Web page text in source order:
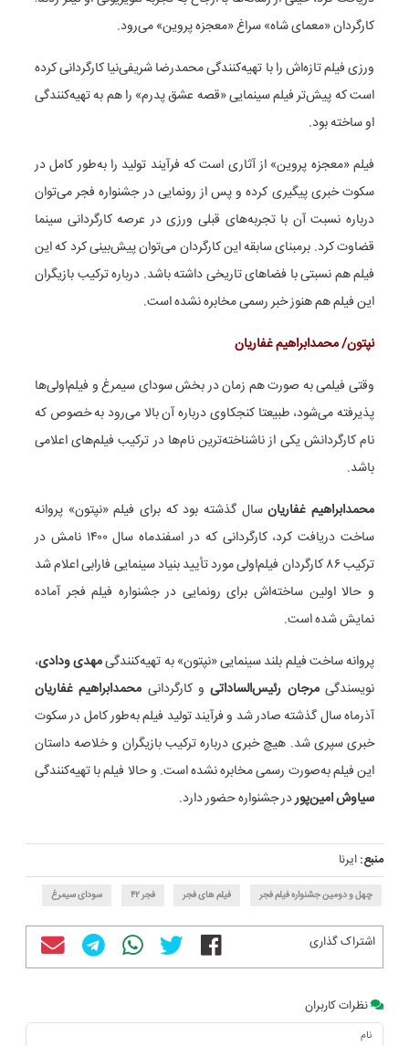
کارگردان «معمای شاه» سراغ «معجزه پروین» می‌رود.
ورزی فیلم تازه‌اش را با تهیه‌کنندگی محمدرضا شریفی‌نیا کارگردانی کرده
است که پیش‌تر فیلم سینمایی «قصه عشق پدرم» را هم به تهیه‌کنندگی
او ساخته بود.
فیلم «معجزه پروین» از آثاری است که فرآیند تولید را به‌طور کامل در
سکوت خبری پیگیری کرده و پس از رونمایی در جشنواره فجر می‌توان
درباره نسبت آن با تجربه‌های قبلی ورزی در عرصه کارگردانی سینما
قضاوت کرد. برمبنای سابقه این کارگردان می‌توان پیش‌بینی کرد که این
فیلم هم نسبتی با فضاهای تاریخی داشته باشد. درباره ترکیب بازیگران
این فیلم هم هنوز خبر رسمی مخابره نشده است.
نپتون/ محمدابراهیم غفاریان
وقتی فیلمی به صورت هم زمان در بخش سودای سیمرغ و فیلم‌اولی‌ها
پذیرفته می‌شود، طبیعتا کنجکاوی‌ درباره آن بالا می‌رود به خصوص که
نام کارگردانش یکی از ناشناخته‌ترین نام‌ها در ترکیب فیلم‌های اعلامی
باشد.
محمدابراهیم غفاریانسال گذشته بود که برای فیلم «نپتون» پروانه
ساخت دریافت کرد، کارگردانی که در اسفندماه سال ۱۴۰۰ نامش در
ترکیب ۸۶ کارگردان فیلم‌اولی مورد تأیید بنیاد سینمایی فارابی اعلام شد
و حالا اولین ساخته‌اش برای رونمایی در جشنواره فیلم فجر آماده
نمایش شده است.
پروانه ساخت فیلم بلند سینمایی «نپتون» به تهیه‌کنندگیمهدی ودادی،
نویسندگیمرجان رئیس‌الساداتیو کارگردانی محمدابراهیم غفاریان
آذرماه سال گذشته صادر شد و فرآیند تولید فیلم به‌طور کامل در سکوت
خبری سپری شد. هیچ خبری درباره ترکیب بازیگران و خلاصه داستان
این فیلم به‌صورت رسمی مخابره نشده است. و حالا فیلم با تهیه‌کنندگی
سیاوش امین‌پوردر جشنواره حضور دارد.
منبع:ایرنا
چهل و دومین جشنواره فیلم فجر فیلم های فجر فجر ۴۲ سودای سیمرغ
اشتراک گذاری
نظرات کاربران